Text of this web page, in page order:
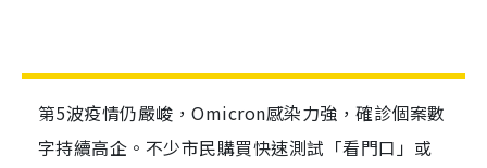
第5波疫情仍嚴峻，Omicron感染力強，確診個案數
字持續高企。不少市民購買快速測試「看門口」或